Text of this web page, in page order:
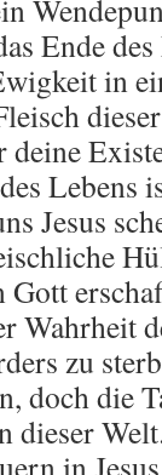
Ende
in
Lebens
Jesus
Wahrheit
zu
doch die
dieser
in